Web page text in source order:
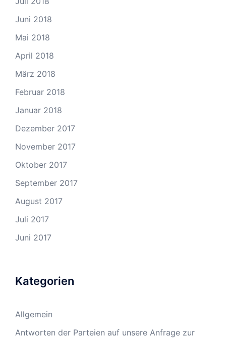
Juni 2018
Mai 2018
April 2018
März 2018
Februar 2018
Januar 2018
Dezember 2017
November 2017
Oktober 2017
September 2017
August 2017
Juli 2017
Juni 2017
Kategorien
Allgemein
Antworten der Parteien auf unsere Anfrage zur